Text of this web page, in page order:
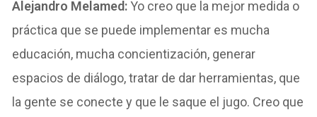
Alejandro Melamed:Yo creo que la mejor medida o
práctica que se puede implementar es mucha
educación, mucha concientización, generar
espacios de diálogo, tratar de dar herramientas, que
la gente se conecte y que le saque el jugo. Creo que